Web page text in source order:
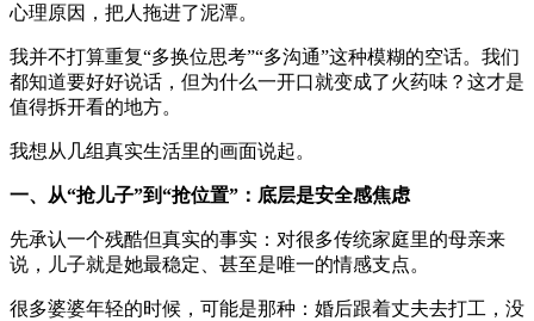
心理原因，把人拖进了泥潭。
我并不打算重复“多换位思考”“多沟通”这种模糊的空话。我们
都知道要好好说话，但为什么一开口就变成了火药味？这才是
值得拆开看的地方。
我想从几组真实生活里的画面说起。
一、从“抢儿子”到“抢位置”：底层是安全感焦虑
先承认一个残酷但真实的事实：对很多传统家庭里的母亲来
说，儿子就是她最稳定、甚至是唯一的情感支点。
很多婆婆年轻的时候，可能是那种：婚后跟着丈夫去打工，没